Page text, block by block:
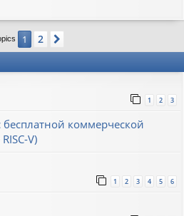
1 2
1 2 3
бесплатной коммерческой
V)
1 2 3 4 5 6